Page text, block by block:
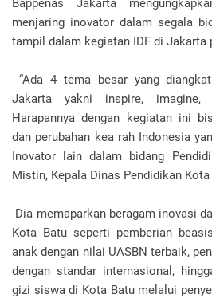
Bappenas Jakarta
menjaring inovator dalam segala
tampil dalam kegiatan IDF di Jakarta
“Ada 4 tema besar yang
Jakarta yakni inspire, imagine,
Harapannya dengan kegiatan ini
dan perubahan kea rah Indonesia
Inovator lain dalam bidang
Mistin, Kepala Dinas Pendidikan Kota
Dia memaparkan beragam inovasi
Kota Batu seperti pemberian
anak dengan nilai UASBN terbaik,
dengan standar internasional,
gizi siswa di Kota Batu melalui